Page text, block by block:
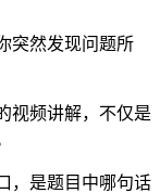
突然发现问题所
视频讲解，不仅是
，是题目中哪句话